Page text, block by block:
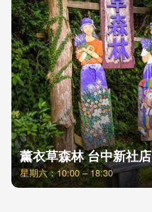
薰衣草森林 台中新社店
星期六：10:00 – 18:30